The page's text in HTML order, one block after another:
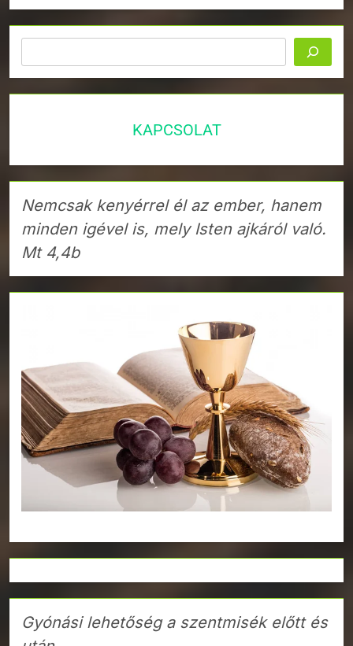
KAPCSOLAT
Nemcsak kenyérrel él az ember, hanem
minden igével is, mely Isten ajkáról való.
Mt 4,4b
Gyónási lehetőség a szentmisék előtt és